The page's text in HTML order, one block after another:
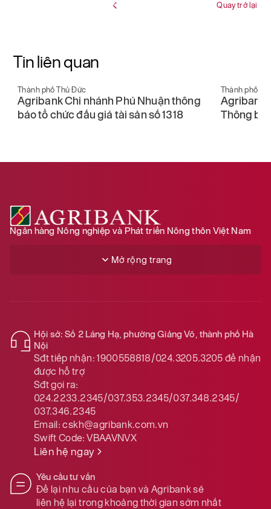
Quay trở lại
Tin liên quan
Thành phố Thủ Đức
Agribank Chi nhánh Phú Nhuận thông
báo tổ chức đấu giá tài sản số 1318
Thành phố
Agribank
Thông
Ngân hàng Nông nghiệp và Phát triển Nông thôn Việt Nam
Mở rộng trang
Hội sở: Số 2 Láng Hạ, phường Giảng Võ, thành phố Hà
Nội
Sđt tiếp nhận: 1900558818/024.3205.3205để nhận
được hỗ trợ
Sđt gọi ra:
024.2233.2345/037.353.2345/037.348.2345/
037.346.2345
Email:cskh@agribank.com.vn
Swift Code:VBAAVNVX
Liên hệ ngay
Yêu cầu tư vấn
Để lại nhu cầu của bạn và Agribank sẽ
liên hệ lại trong khoảng thời gian sớm nhất